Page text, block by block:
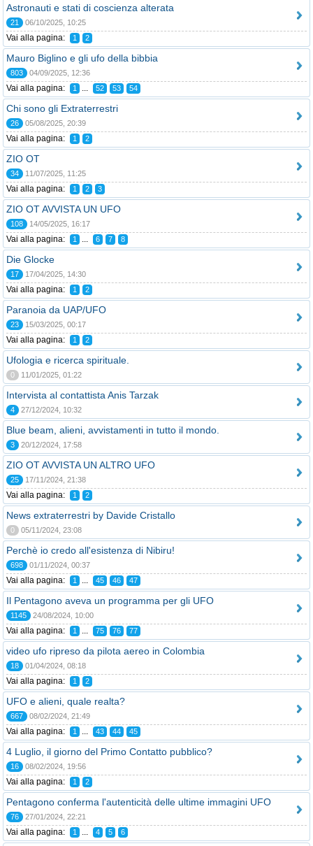
Astronauti e stati di coscienza alterata
21 06/10/2025, 10:25
Vai alla pagina: 1 2
Mauro Biglino e gli ufo della bibbia
803 04/09/2025, 12:36
Vai alla pagina: 1 ... 52 53 54
Chi sono gli Extraterrestri
26 05/08/2025, 20:39
Vai alla pagina: 1 2
ZIO OT
34 11/07/2025, 11:25
Vai alla pagina: 1 2 3
ZIO OT AVVISTA UN UFO
108 14/05/2025, 16:17
Vai alla pagina: 1 ... 6 7 8
Die Glocke
17 17/04/2025, 14:30
Vai alla pagina: 1 2
Paranoia da UAP/UFO
23 15/03/2025, 00:17
Vai alla pagina: 1 2
Ufologia e ricerca spirituale.
0 11/01/2025, 01:22
Intervista al contattista Anis Tarzak
4 27/12/2024, 10:32
Blue beam, alieni, avvistamenti in tutto il mondo.
3 20/12/2024, 17:58
ZIO OT AVVISTA UN ALTRO UFO
25 17/11/2024, 21:38
Vai alla pagina: 1 2
News extraterrestri by Davide Cristallo
0 05/11/2024, 23:08
Perchè io credo all'esistenza di Nibiru!
698 01/11/2024, 00:37
Vai alla pagina: 1 ... 45 46 47
Il Pentagono aveva un programma per gli UFO
1145 24/08/2024, 10:00
Vai alla pagina: 1 ... 75 76 77
video ufo ripreso da pilota aereo in Colombia
18 01/04/2024, 08:18
Vai alla pagina: 1 2
UFO e alieni, quale realta?
667 08/02/2024, 21:49
Vai alla pagina: 1 ... 43 44 45
4 Luglio, il giorno del Primo Contatto pubblico?
16 08/02/2024, 19:56
Vai alla pagina: 1 2
Pentagono conferma l'autenticità delle ultime immagini UFO
76 27/01/2024, 22:21
Vai alla pagina: 1 ... 4 5 6